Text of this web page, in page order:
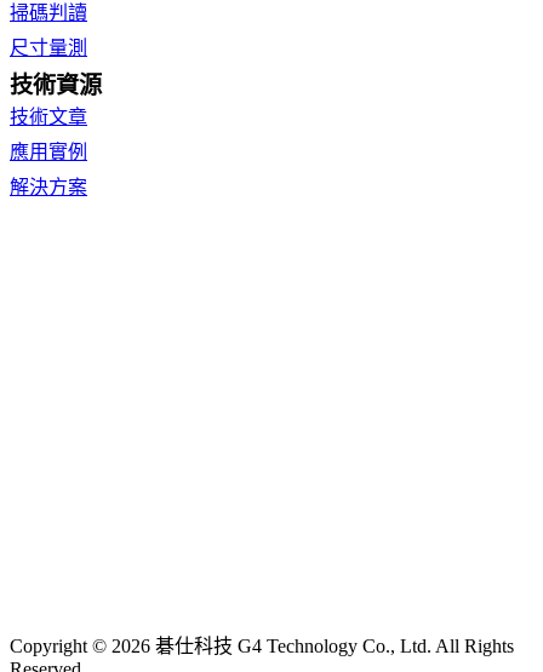
掃碼判讀
尺寸量測
技術資源
技術文章
應用實例
解決方案
Copyright © 2026 碁仕科技 G4 Technology Co., Ltd. All Rights